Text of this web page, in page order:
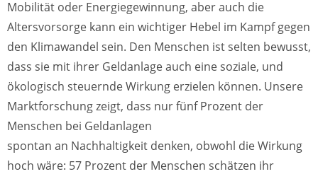
Mobilität oder Energiegewinnung, aber auch die
Altersvorsorge kann ein wichtiger Hebel im Kampf gegen
den Klimawandel sein. Den Menschen ist selten bewusst,
dass sie mit ihrer Geldanlage auch eine soziale, und
ökologisch steuernde Wirkung erzielen können. Unsere
Marktforschung zeigt, dass nur fünf Prozent der
Menschen bei Geldanlagen
spontan an Nachhaltigkeit denken, obwohl die Wirkung
hoch wäre: 57 Prozent der Menschen schätzen ihr